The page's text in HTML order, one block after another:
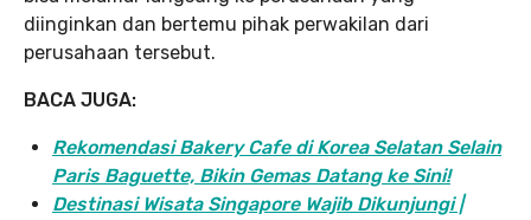
diinginkan dan bertemu pihak perwakilan dari
perusahaan tersebut.
BACA JUGA:
Rekomendasi Bakery Cafe di Korea Selatan Selain
Paris Baguette, Bikin Gemas Datang ke Sini!
Destinasi Wisata Singapore Wajib Dikunjungi |